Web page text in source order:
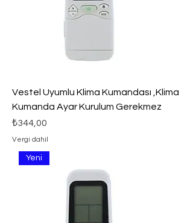
Vestel Uyumlu Klima Kumandası ,Klima
Kumanda Ayar Kurulum Gerekmez
Fiyat
₺344,00
Vergi dahil
Yeni